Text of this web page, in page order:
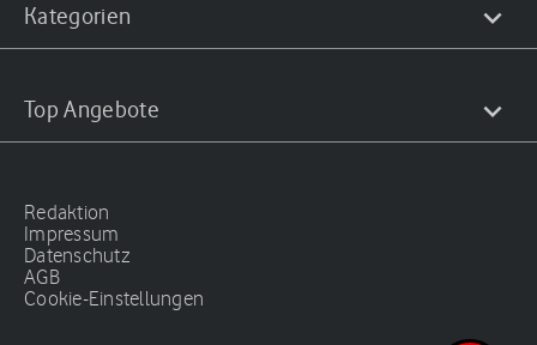
Kategorien
Top Angebote
Redaktion
Impressum
Datenschutz
AGB
Cookie-Einstellungen